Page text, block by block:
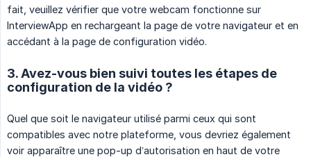
fait, veuillez vérifier que votre webcam fonctionne sur
InterviewApp en rechargeant la page de votre navigateur et en
accédant à la page de configuration vidéo.
3. Avez-vous bien suivi toutes les étapes de
configuration de la vidéo ?
Quel que soit le navigateur utilisé parmi ceux qui sont
compatibles avec notre plateforme, vous devriez également
voir apparaître une pop-up d’autorisation en haut de votre